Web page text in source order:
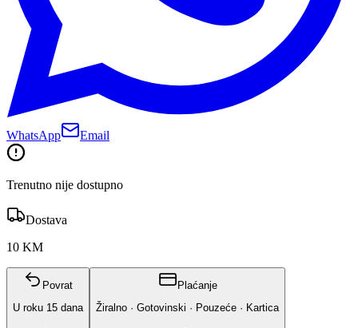
WhatsApp Email
Trenutno nije dostupno
Dostava
10 KM
Povrat
U roku 15 dana
Plaćanje
Žiralno · Gotovinski · Pouzeće · Kartica